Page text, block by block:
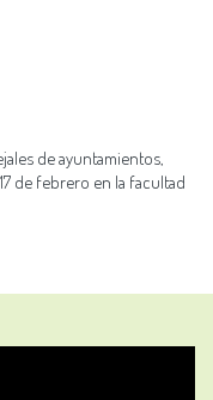
de ayuntamientos,
de febrero en la facultad